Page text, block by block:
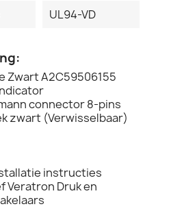
UL94-VD
Zwart A2C59506155
connector 8-pins
zwart (Verwisselbaar)
instructies
Veratron Druk en